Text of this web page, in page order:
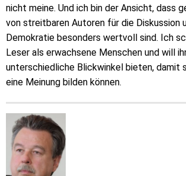
nicht meine. Und ich bin der Ansicht, dass
von streitbaren Autoren für die Diskussion
Demokratie besonders wertvoll sind. Ich
Leser als erwachsene Menschen und will
unterschiedliche Blickwinkel bieten, damit
eine Meinung bilden können.